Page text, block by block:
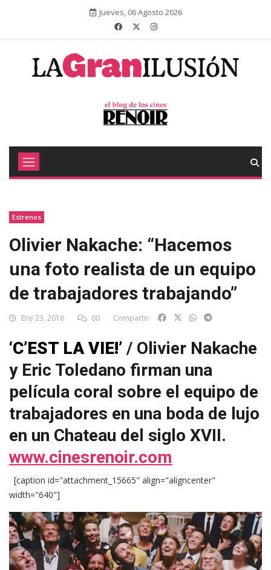
Jueves, 06 Agosto 2026
Estrenos
Olivier Nakache: “Hacemos
una foto realista de un equipo
de trabajadores trabajando”
Ene 23, 2018 00 Compartir:
‘C’EST LA VIE!’ / Olivier Nakache
y Eric Toledano firman una
película coral sobre el equipo de
trabajadores en una boda de lujo
en un Chateau del siglo XVII.
www.cinesrenoir.com
[caption id="attachment_15665" align="aligncenter"
width="640"]